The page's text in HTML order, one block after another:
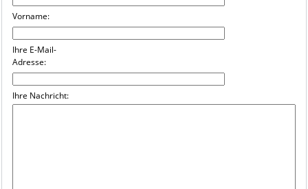
Vorname:
Ihre E-Mail-
Adresse:
Ihre Nachricht: